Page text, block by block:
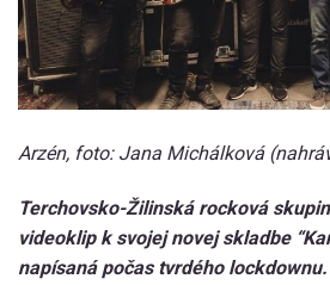
Arzén, foto: Jana Michálková
Terchovsko-Žilinská rocková
videoklip k svojej novej skladbe
napísaná počas tvrdého